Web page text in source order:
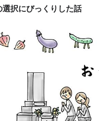
たくなる。 でもひとりだとめ
選択にびっくりした話